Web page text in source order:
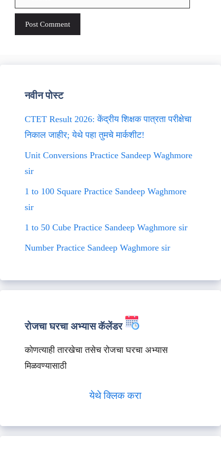
नवीन पोस्ट
CTET Result 2026: केंद्रीय शिक्षक पात्रता परीक्षेचा
निकाल जाहीर; येथे पहा तुमचे मार्कशीट!
Unit Conversions Practice Sandeep Waghmore
sir
1 to 100 Square Practice Sandeep Waghmore
sir
1 to 50 Cube Practice Sandeep Waghmore sir
Number Practice Sandeep Waghmore sir
रोजचा घरचा अभ्यास कॅलेंडर
कोणत्याही तारखेचा तसेच रोजचा घरचा अभ्यास
मिळवण्यासाठी
येथे क्लिक करा